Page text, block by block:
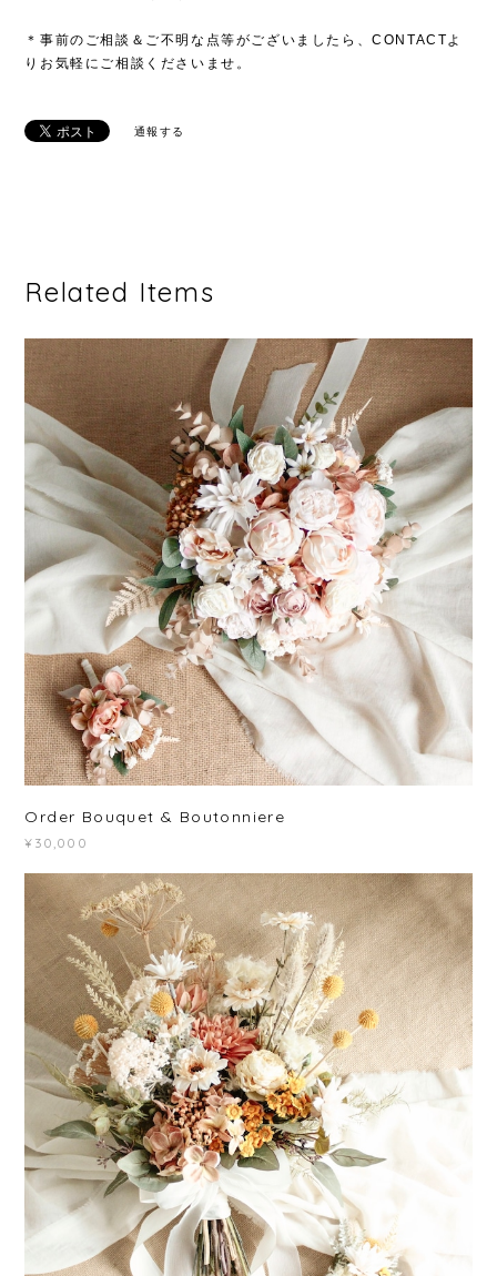
＊事前のご相談＆ご不明な点等がございましたら、CONTACTよ
りお気軽にご相談くださいませ。
通報する
Related Items
Order Bouquet & Boutonniere
¥30,000